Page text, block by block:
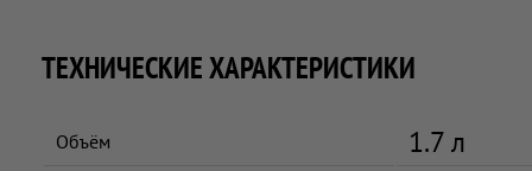
ТЕХНИЧЕСКИЕ ХАРАКТЕРИСТИКИ
Объём 1.7 л